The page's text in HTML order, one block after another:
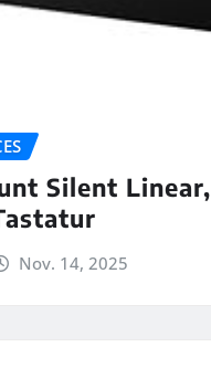
Silent Linear,
Nov. 14, 2025